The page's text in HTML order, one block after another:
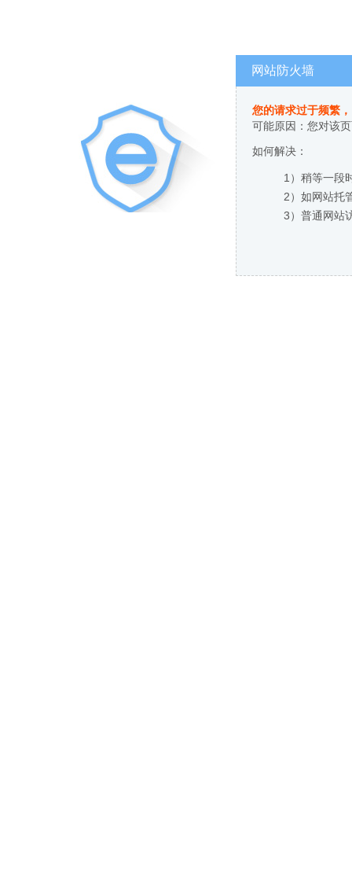
网站防火墙
您的请求过于频繁
可能原因：您对该
如何解决：
1）稍等一段
2）如网站托
3）普通网站